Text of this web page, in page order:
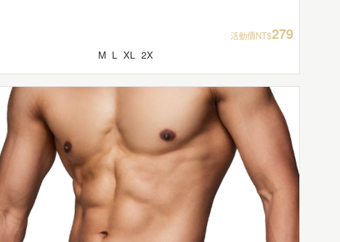
活動價NT$279
M L XL 2X